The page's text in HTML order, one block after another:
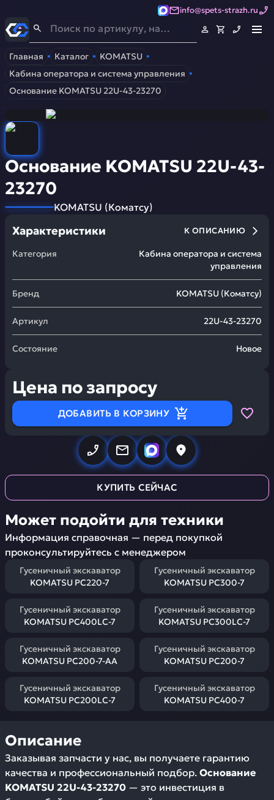
info@spets-strazh.ru
Спец-Страж- Запчасти для спецтехники
Главная Каталог
KOMATSU
Кабина оператора и система управления
Основание KOMATSU 22U-43-23270
Основание KOMATSU 22U-43-
23270
KOMATSU (Коматсу)
Характеристики К ОПИСАНИЮ
Категория
Кабина оператора и система
управления
Бренд KOMATSU (Коматсу)
Артикул 22U-43-23270
Состояние Новое
Цена по запросу
ДОБАВИТЬ В КОРЗИНУ
КУПИТЬ СЕЙЧАС
Может подойти для техники
Информация справочная — перед покупкой
проконсультируйтесь с менеджером
Гусеничный экскаватор
KOMATSU PC220-7
Гусеничный экскаватор
KOMATSU PC300-7
Гусеничный экскаватор
KOMATSU PC400LC-7
Гусеничный экскаватор
KOMATSU PC300LC-7
Гусеничный экскаватор
KOMATSU PC200-7-AA
Гусеничный экскаватор
KOMATSU PC200-7
Гусеничный экскаватор
KOMATSU PC200LC-7
Гусеничный экскаватор
KOMATSU PC400-7
Описание
Заказывая запчасти у нас, вы получаете гарантию
качества и профессиональный подбор. Основание
KOMATSU 22U-43-23270 — это инвестиция в